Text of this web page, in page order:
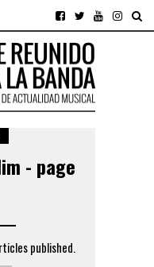
- page
published.